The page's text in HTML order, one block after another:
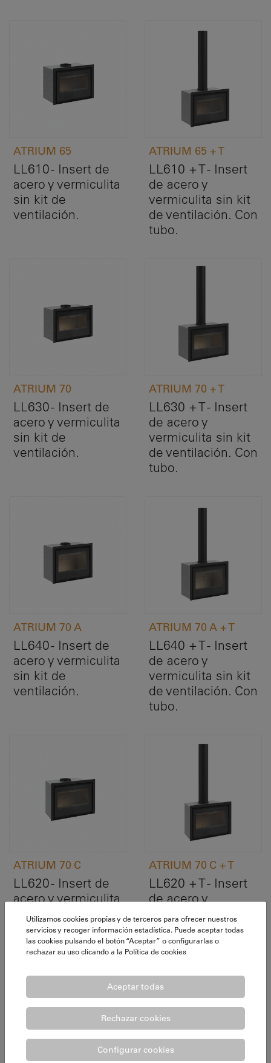
ATRIUM 65
LL610 - Insert de
acero y vermiculita
sin kit de
ventilación.
ATRIUM 65 + T
LL610 + T - Insert
de acero y
vermiculita sin kit
de ventilación. Con
tubo.
ATRIUM 70
LL630 - Insert de
acero y vermiculita
sin kit de
ventilación.
ATRIUM 70 + T
LL630 + T - Insert
de acero y
vermiculita sin kit
de ventilación. Con
tubo.
ATRIUM 70 A
LL640 - Insert de
acero y vermiculita
sin kit de
ventilación.
ATRIUM 70 A + T
LL640 + T - Insert
de acero y
vermiculita sin kit
de ventilación. Con
tubo.
ATRIUM 70 C
LL620 - Insert de
acero y vermiculita
sin kit de
ventilación.
Cónico.
ATRIUM 70 C + T
LL620 + T - Insert
de acero y
vermiculita sin kit
de ventilación.
Cónico. Con tubo.
Utilizamos cookies propias y de terceros para ofrecer nuestros
servicios y recoger información estadística. Puede aceptar todas
las cookies pulsando el botón “Aceptar” o configurarlas o
rechazar su uso clicando a la Política de cookies
Aceptar todas
Rechazar cookies
Configurar cookies